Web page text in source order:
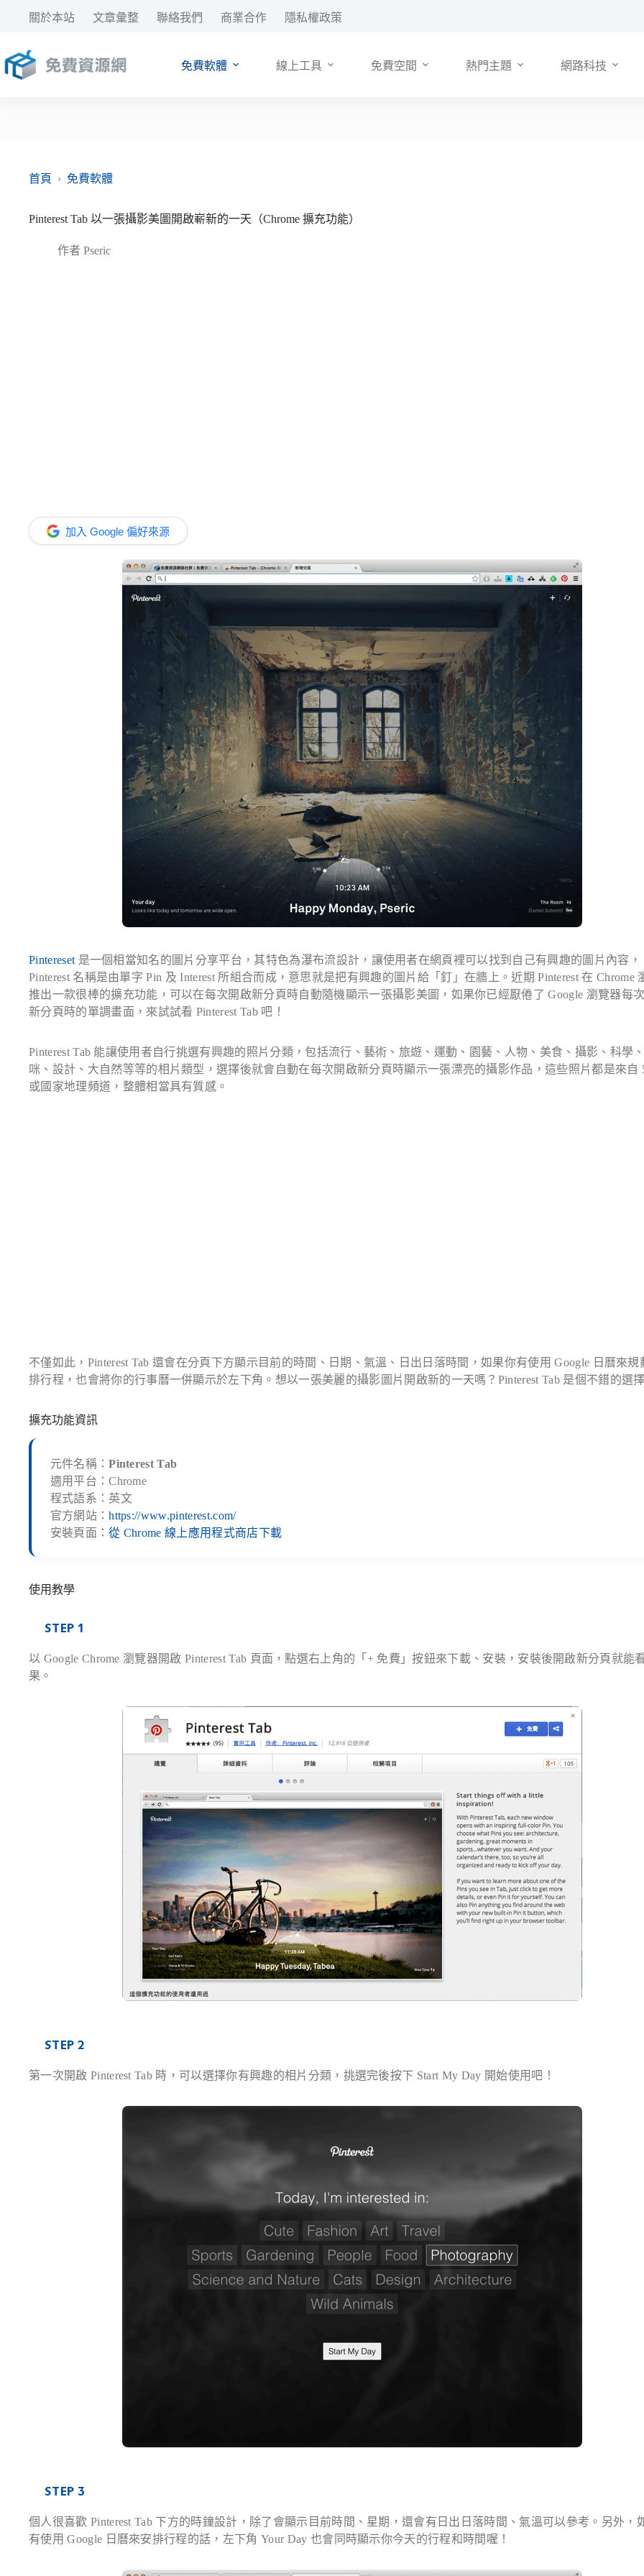
要
內
關於本站 文章彙整 聯絡我們 商業合作 隱私權政策
免費軟體 線上工具 免費空間 熱門主題 網路科技
首頁 › 免費軟體
Pinterest Tab 以一張攝影美圖開啟嶄新的一天（Chrome 擴充功能）
作者 Pseric
加入 Google 偏好來源
Pintereset 是一個相當知名的圖片分享平台，其特色為瀑布流設計，讓使用者在網頁裡可以找到自己有興趣的圖片內容，
Pinterest 名稱是由單字 Pin 及 Interest 所組合而成，意思就是把有興趣的圖片給「釘」在牆上。近期 Pinterest 在 Chrome
推出一款很棒的擴充功能，可以在每次開啟新分頁時自動隨機顯示一張攝影美圖，如果你已經厭倦了 Google 瀏覽器每
新分頁時的單調畫面，來試試看 Pinterest Tab 吧！
Pinterest Tab 能讓使用者自行挑選有興趣的照片分類，包括流行、藝術、旅遊、運動、園藝、人物、美食、攝影、科學
咪、設計、大自然等等的相片類型，選擇後就會自動在每次開啟新分頁時顯示一張漂亮的攝影作品，這些照片都是來自
或國家地理頻道，整體相當具有質感。
不僅如此，Pinterest Tab 還會在分頁下方顯示目前的時間、日期、氣溫、日出日落時間，如果你有使用 Google 日曆來規
排行程，也會將你的行事曆一併顯示於左下角。想以一張美麗的攝影圖片開啟新的一天嗎？Pinterest Tab 是個不錯的選
擴充功能資訊
元件名稱：Pinterest Tab
適用平台：Chrome
程式語系：英文
官方網站：https://www.pinterest.com/
安裝頁面：從 Chrome 線上應用程式商店下載
使用教學
STEP 1
以 Google Chrome 瀏覽器開啟 Pinterest Tab 頁面，點選右上角的「+ 免費」按鈕來下載、安裝，安裝後開啟新分頁就能
果。
STEP 2
第一次開啟 Pinterest Tab 時，可以選擇你有興趣的相片分類，挑選完後按下 Start My Day 開始使用吧！
STEP 3
個人很喜歡 Pinterest Tab 下方的時鐘設計，除了會顯示目前時間、星期，還會有日出日落時間、氣溫可以參考。另外，
有使用 Google 日曆來安排行程的話，左下角 Your Day 也會同時顯示你今天的行程和時間喔！